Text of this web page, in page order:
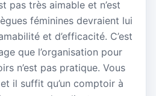
pas très aimable et n’est
féminines devraient lui
et d’efficacité. C’est
que l’organisation pour
n’est pas pratique. Vous
il suffit qu’un comptoir à